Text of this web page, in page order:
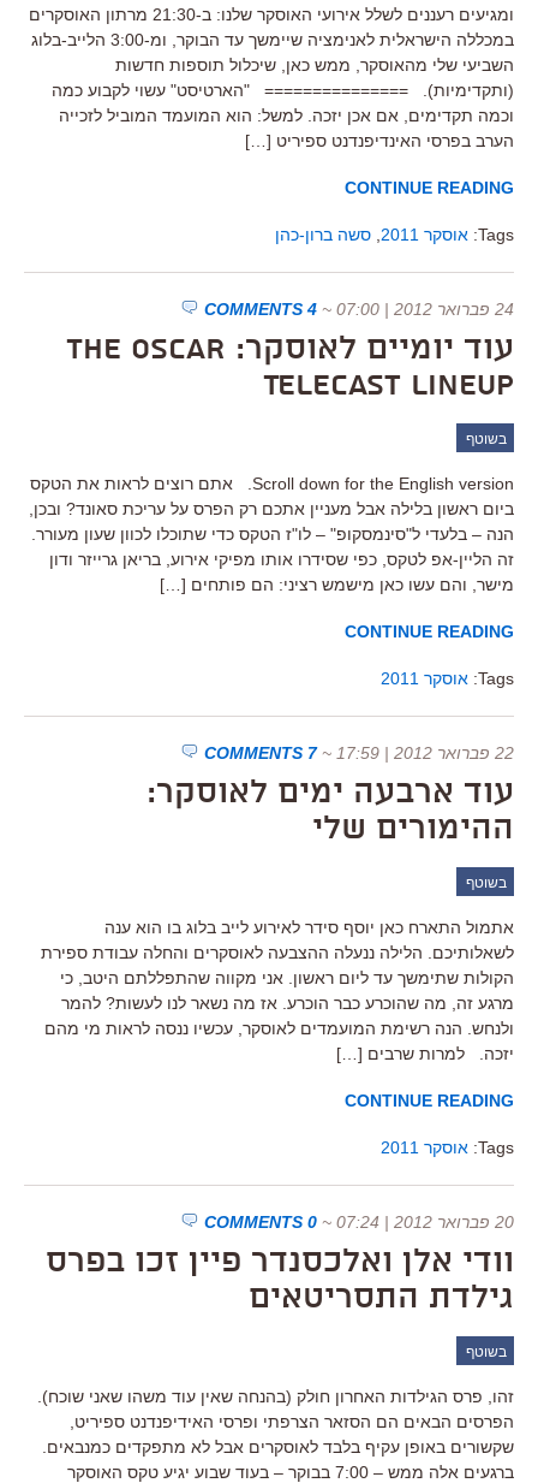
ומגיעים רעננים לשלל אירועי האוסקר שלנו: ב-21:30 מרתון האוסקרים
במכללה הישראלית לאנימציה שיימשך עד הבוקר, ומ-3:00 הלייב-בלוג
השביעי שלי מהאוסקר, ממש כאן, שיכלול תוספות חדשות
(ותקדימיות). =============== "הארטיסט" עשוי לקבוע כמה
וכמה תקדימים, אם אכן יזכה. למשל: הוא המועמד המוביל לזכייה
הערב בפרסי האינדיפנדנט ספיריט […]
CONTINUE READING
Tags: אוסקר 2011 סשה ברון-כהן
24 פברואר 2012 | 07:00 ~
4 COMMENTS
עוד יומיים לאוסקר: The Oscar
Telecast Lineup
בשוטף
Scroll down for the English version. אתם רוצים לראות את הטקס
ביום ראשון בלילה אבל מעניין אתכם רק הפרס על עריכת סאונד? ובכן,
הנה – בלעדי ל"סינמסקופ" – לו"ז הטקס כדי שתוכלו לכוון שעון מעורר.
זה הליין-אפ לטקס, כפי שסידרו אותו מפיקי אירוע, בריאן גרייזר ודון
מישר, והם עשו כאן מישמש רציני: הם פותחים […]
CONTINUE READING
Tags: אוסקר 2011
22 פברואר 2012 | 17:59 ~
7 COMMENTS
עוד ארבעה ימים לאוסקר:
ההימורים שלי
בשוטף
אתמול התארח כאן יוסף סידר לאירוע לייב בלוג בו הוא ענה
לשאלותיכם. הלילה ננעלה ההצבעה לאוסקרים והחלה עבודת ספירת
הקולות שתימשך עד ליום ראשון. אני מקווה שהתפללתם היטב, כי
מרגע זה, מה שהוכרע כבר הוכרע. אז מה נשאר לנו לעשות? להמר
ולנחש. הנה רשימת המועמדים לאוסקר, עכשיו ננסה לראות מי מהם
יזכה. למרות שרבים […]
CONTINUE READING
Tags: אוסקר 2011
20 פברואר 2012 | 07:24 ~
0 COMMENTS
וודי אלן ואלכסנדר פיין זכו בפרס
גילדת התסריטאים
בשוטף
זהו, פרס הגילדות האחרון חולק (בהנחה שאין עוד משהו שאני שוכח).
הפרסים הבאים הם הסזאר הצרפתי ופרסי האידיפנדנט ספיריט,
שקשורים באופן עקיף בלבד לאוסקרים אבל לא מתפקדים כמנבאים.
ברגעים אלה ממש – 7:00 בבוקר – בעוד שבוע יגיע טקס האוסקר